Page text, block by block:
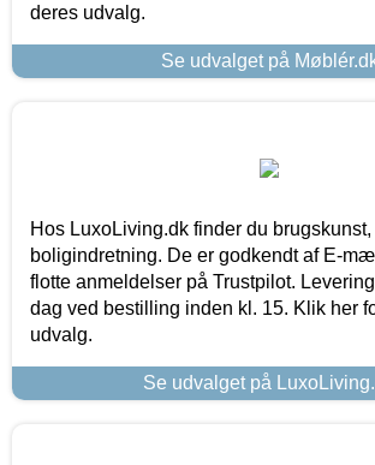
deres udvalg.
Se udvalget på
Hos LuxoLiving.dk finder du
boligindretning. De er godkendt af E-
flotte anmeldelser på Trustpilot.
dag ved bestilling inden kl. 15. Klik her
udvalg.
Se udvalget på